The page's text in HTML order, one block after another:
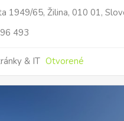
1949/65, Žilina, 010 01,
493
& IT Otvorené